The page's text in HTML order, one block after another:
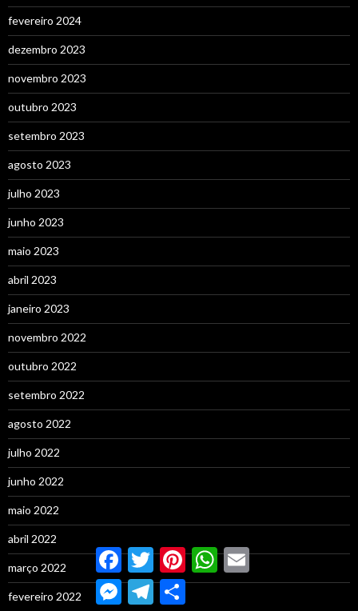
fevereiro 2024
dezembro 2023
novembro 2023
outubro 2023
setembro 2023
agosto 2023
julho 2023
junho 2023
maio 2023
abril 2023
janeiro 2023
novembro 2022
outubro 2022
setembro 2022
agosto 2022
julho 2022
junho 2022
maio 2022
abril 2022
março 2022
fevereiro 2022
Facebook
TwitterPinterestWhatsApp
Email
MessengerTelegramCompartilhar